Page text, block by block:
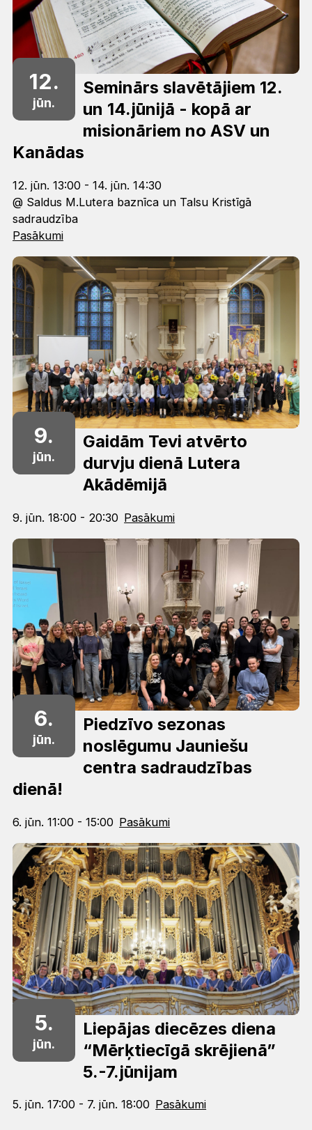
12.
jūn.
Seminārs slavētājiem 12.
un 14.jūnijā - kopā ar
misionāriem no ASV un
Kanādas
12. jūn. 13:00 - 14. jūn. 14:30
@ Saldus M.Lutera baznīca un Talsu Kristīgā
sadraudzība
Pasākumi
9.
jūn.
Gaidām Tevi atvērto
durvju dienā Lutera
Akādēmijā
9. jūn. 18:00 - 20:30 Pasākumi
6.
jūn.
Piedzīvo sezonas
noslēgumu Jauniešu
centra sadraudzības
dienā!
6. jūn. 11:00 - 15:00 Pasākumi
5.
jūn.
Liepājas diecēzes diena
“Mērķtiecīgā skrējienā”
5.-7.jūnijam
5. jūn. 17:00 - 7. jūn. 18:00 Pasākumi